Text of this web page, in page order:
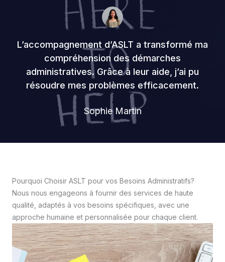
L’accompagnement d’ASLT a transformé ma
compréhension des démarches
administratives. Grâce à leur aide, j’ai pu
résoudre mes problèmes efficacement.
Sophie Martin
Pourquoi Choisir ASLT pour vos Besoins Administratifs?
Nous nous engageons à fournir des services de haute
qualité, adaptés à vos besoins spécifiques, avec une
approche humaine et personnalisée pour chaque client.